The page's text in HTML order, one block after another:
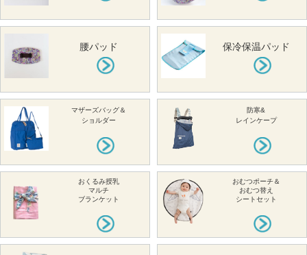
腰パッド 保冷保温パッド
マザーズバッグ＆
ショルダー
防寒&
レインケープ
おくるみ授乳
マルチ
ブランケット
おむつポーチ＆
おむつ替え
シートセット